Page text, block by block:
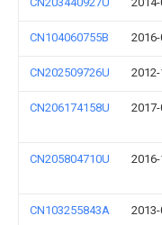
CN104060755B
CN202509726U 2012-
CN206174158U
CN205804710U
CN103255843A 2013-